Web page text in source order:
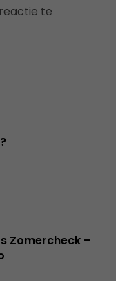
te
Zomercheck –